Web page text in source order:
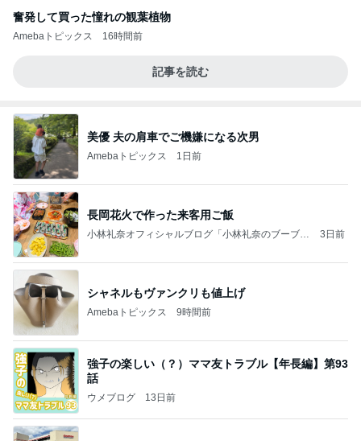
奮発して買った憧れの観葉植物
Amebaトピックス 16時間前
記事を読む
美優 夫の肩車でご機嫌になる次男
Amebaトピックス 1日前
長岡花火で作った来客用ご飯
小林礼奈オフィシャルブログ「小林礼奈のブーブー
3日前
シャネルもヴァンクリも値上げ
Amebaトピックス 9時間前
強子の楽しい（？）ママ友トラブル【年長編】第93
話
ウメブログ 13日前